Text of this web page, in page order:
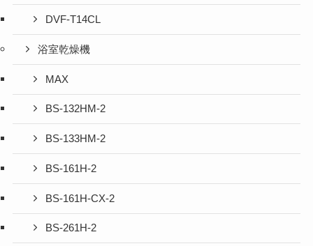
DVF-T14CL
浴室乾燥機
MAX
BS-132HM-2
BS-133HM-2
BS-161H-2
BS-161H-CX-2
BS-261H-2